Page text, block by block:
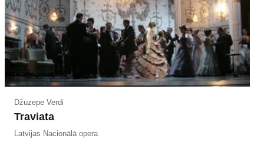
Džuzepe Verdi
Traviata
Latvijas Nacionālā opera